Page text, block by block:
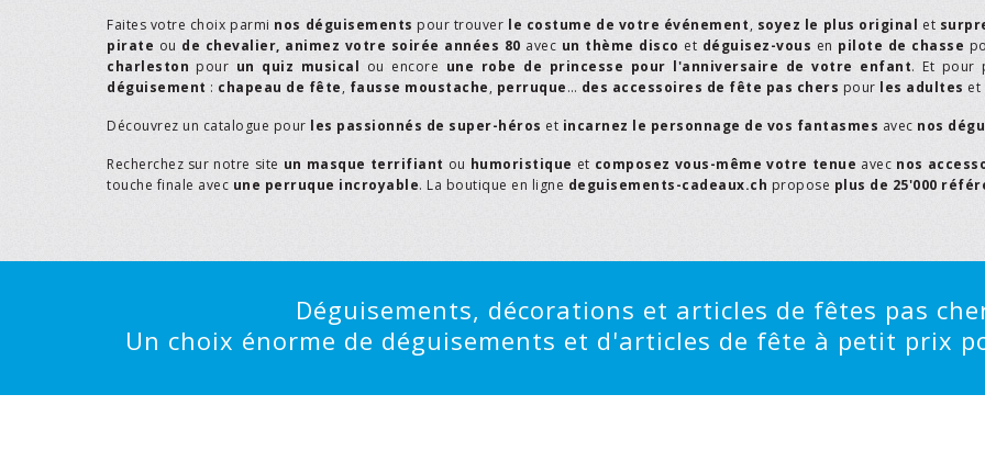
Faites votre choix parmi nos déguisements pour trouver le costume de votre événement, soyez le plus original et
pirate ou de chevalier, animez votre soirée années 80 avec un thème disco et déguisez-vous en pilote de chasse
charleston pour un quiz musical ou encore une robe de princesse pour l'anniversaire de votre enfant. Et pour
déguisement : chapeau de fête, fausse moustache, perruque… des accessoires de fête pas chers pour les adultes et
Découvrez un catalogue pour les passionnés de super-héros et incarnez le personnage de vos fantasmes avec nos
Recherchez sur notre site un masque terrifiant ou humoristique et composez vous-même votre tenue avec nos
touche finale avec une perruque incroyable. La boutique en ligne deguisements-cadeaux.ch propose plus de 25'000
Déguisements, décorations et articles de fêtes pas
Un choix énorme de déguisements et d'articles de fête à petit prix